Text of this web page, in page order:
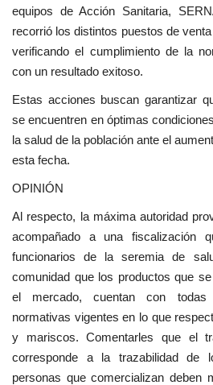
equipos de Acción Sanitaria,
recorrió los distintos puestos de
verificando el cumplimiento de la
con un resultado exitoso.
Estas acciones buscan garantizar
se encuentren en óptimas
la salud de la población ante el
esta fecha.
OPINIÓN
Al respecto, la máxima autoridad
acompañado a una fiscalización
funcionarios de la seremia de
comunidad que los productos que
el mercado, cuentan con todas
normativas vigentes en lo que
y mariscos. Comentarles que el
corresponde a la trazabilidad de
personas que comercializan deben